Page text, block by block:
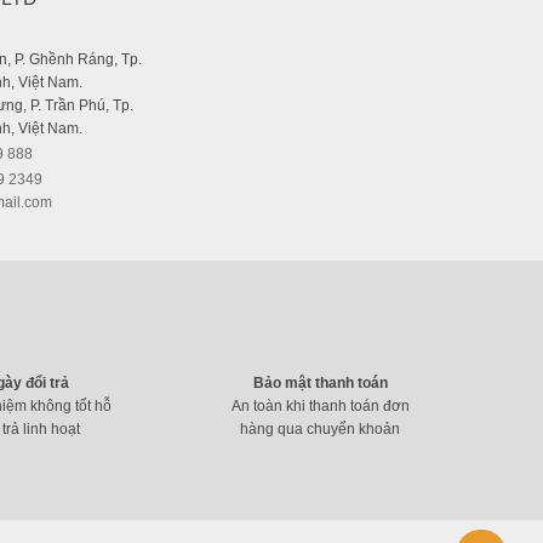
P. Ghềnh Ráng, Tp.
Việt Nam.
P. Trần Phú, Tp.
Việt Nam.
888
2349
đổi trả
không tốt hỗ
linh hoạt
Bảo mật thanh toán
An toàn khi thanh toán đơn
hàng qua chuyển khoản